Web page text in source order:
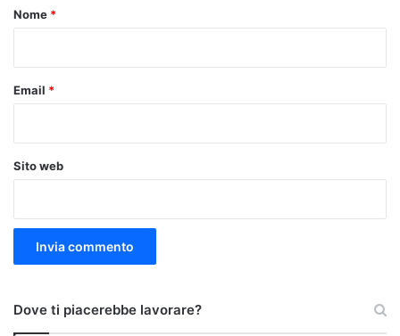
o
Nome *
Email *
Sito web
Dove ti piacerebbe lavorare?